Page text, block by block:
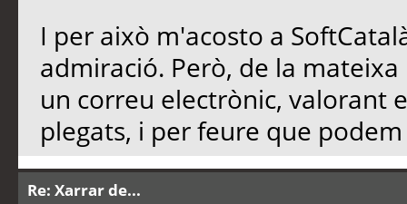
I per això m'acosto a
admiració. Però, de la
un correu electrònic, valorant
plegats, i per feure que
Re: Xarrar de...